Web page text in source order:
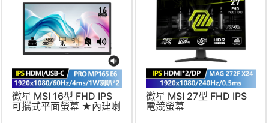
微星 MSI 16型 FHD IPS
可攜式平面螢幕 ★內建喇
叭免外接★
微星 MSI 27型 FHD IPS
電競螢幕